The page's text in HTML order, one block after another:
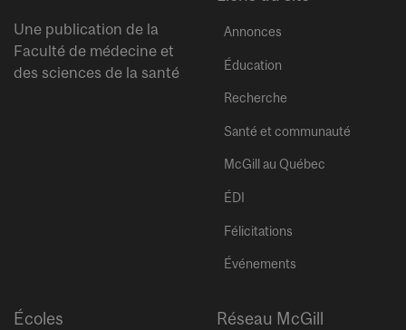
Une publication de la
Faculté de médecine et
des sciences de la santé
Annonces
Éducation
Recherche
Santé et communauté
McGill au Québec
ÉDI
Félicitations
Événements
Écoles Réseau McGill